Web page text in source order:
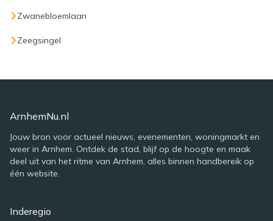
Zwanebloemlaan
Zeegsingel
ArnhemNu.nl
Jouw bron voor actueel nieuws, evenementen, woningmarkt en
weer in Arnhem. Ontdek de stad, blijf op de hoogte en maak
deel uit van het ritme van Arnhem, alles binnen handbereik op
één website.
Inderegio